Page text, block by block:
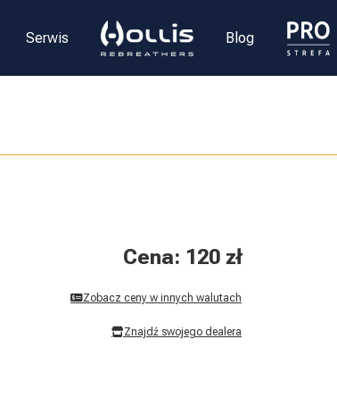
Serwis Blog
Cena: 120 zł
Zobacz ceny w innych walutach
Znajdź swojego dealera